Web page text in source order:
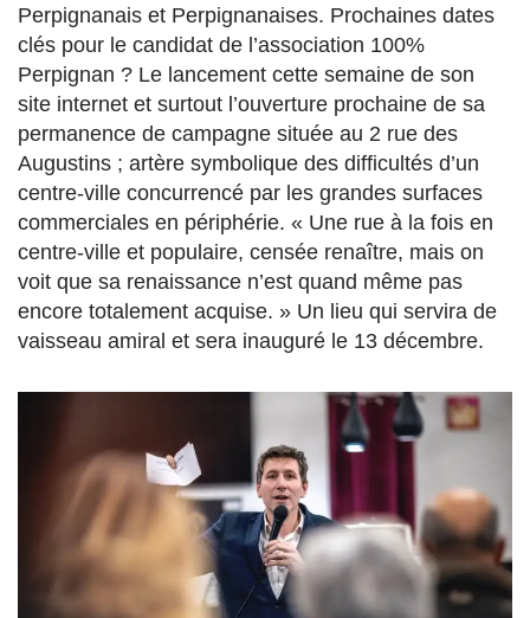
Perpignanais et Perpignanaises. Prochaines dates
clés pour le candidat de l’association 100%
Perpignan ? Le lancement cette semaine de son
site internet et surtout l’ouverture prochaine de sa
permanence de campagne située au 2 rue des
Augustins ; artère symbolique des difficultés d’un
centre-ville concurrencé par les grandes surfaces
commerciales en périphérie. « Une rue à la fois en
centre-ville et populaire, censée renaître, mais on
voit que sa renaissance n’est quand même pas
encore totalement acquise. » Un lieu qui servira de
vaisseau amiral et sera inauguré le 13 décembre.